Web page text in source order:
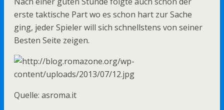
erste taktische Part wo es schon hart zur Sache
ging, jeder Spieler will sich schnellstens von seiner
Besten Seite zeigen.
Quelle: asroma.it